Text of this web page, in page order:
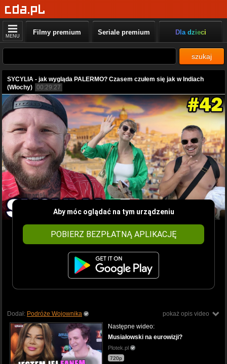
MENU Filmy premium Seriale premium Dla dzieci
szukaj
SYCYLIA - jak wygląda PALERMO? Czasem czułem się jak w Indiach
(Włochy) 00:29:27
Aby móc oglądać na tym urządzeniu
POBIERZ BEZPŁATNĄ APLIKACJĘ
pokaż opis video
Dodał: Podróże Wojownika
Następne wideo:
Musiałowski na eurowizji?
Plotek.pl
720p